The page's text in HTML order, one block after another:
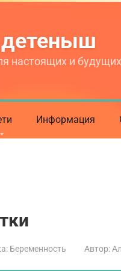
настоящих и
Информация
Беременность Автор: